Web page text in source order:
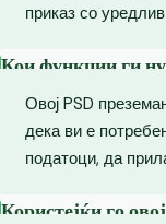
приказ со
Кои функции ги
Овој PSD
дека ви е
податоци, да
Користејќи го